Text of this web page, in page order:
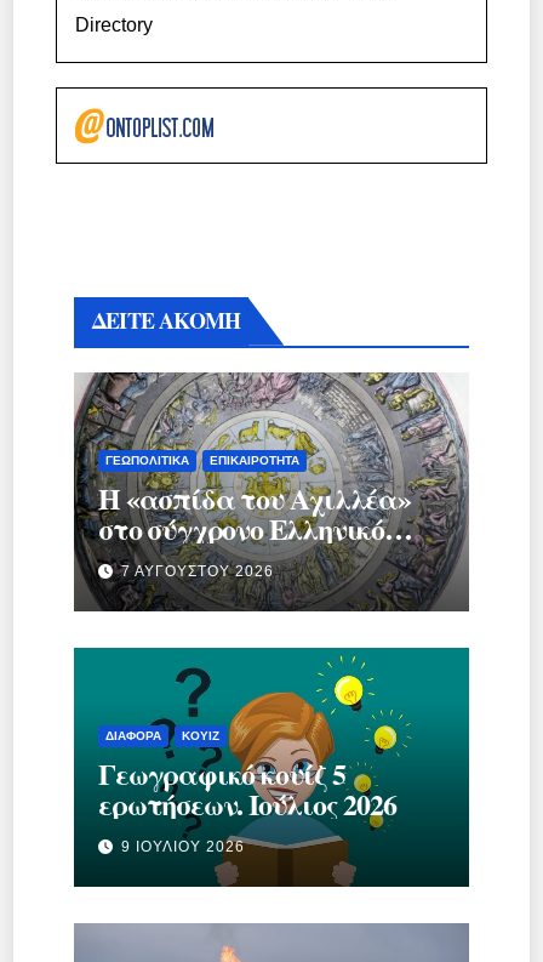
Directory
ΔΕΙΤΕ ΑΚΟΜΗ
ΓΕΩΠΟΛΙΤΙΚΆ ΕΠΙΚΑΙΡΌΤΗΤΑ
Η «ασπίδα του Αχιλλέα»
στο σύγχρονο Ελληνικό
κράτος.
7 ΑΥΓΟΎΣΤΟΥ 2026
ΔΙΆΦΟΡΑ ΚΟΥΊΖ
Γεωγραφικό κουίζ 5
ερωτήσεων. Ιούλιος 2026
9 ΙΟΥΛΊΟΥ 2026